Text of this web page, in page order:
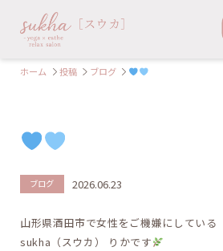
ホーム 投稿 ブログ
ブログ 2026.06.23
山形県酒田市で女性をご機嫌にしている
sukha（スウカ） りかです